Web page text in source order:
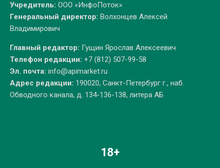
Учредитель: ООО «ИнфоПоток»
Генеральный директор: Волхонцев Алексей
Владимирович
Главный редактор: Гущин Ярослав Алексеевич
Телефон редакции: +7 (812) 507-99-58
Эл. почта: info@apimarket.ru
Адрес редакции: 190020, Санкт-Петербург г., наб.
Обводного канала, д. 134-136-138, литера АБ
18+